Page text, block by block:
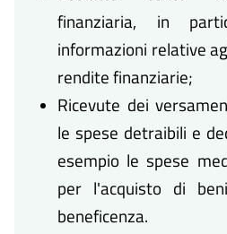
finanziaria, in
informazioni relative
rendite finanziarie;
Ricevute dei
le spese detraibili e
esempio le spese
per l'acquisto di
beneficenza.